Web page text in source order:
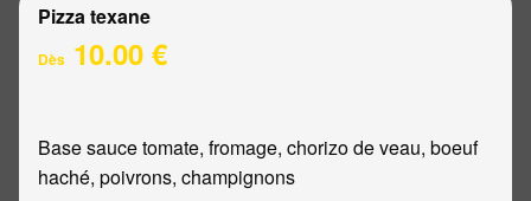
Pizza texane
Dès 10.00 €
Base sauce tomate, fromage, chorizo de veau, boeuf
haché, poivrons, champignons